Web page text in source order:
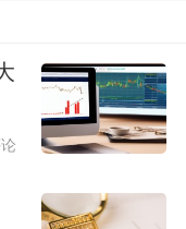
回测
率（%） 超额收益
10日 次日 5日